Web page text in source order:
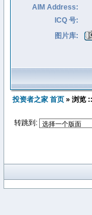
AIM Address:
ICQ 号:
图片库:
投资者之家 首页 » 浏览
转跳到: